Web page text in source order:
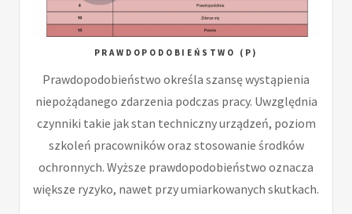
PRAWDOPODOBIEŃSTWO (P)
Prawdopodobieństwo określa szansę wystąpienia
niepożądanego zdarzenia podczas pracy. Uwzględnia
czynniki takie jak stan techniczny urządzeń, poziom
szkoleń pracowników oraz stosowanie środków
ochronnych. Wyższe prawdopodobieństwo oznacza
większe ryzyko, nawet przy umiarkowanych skutkach.